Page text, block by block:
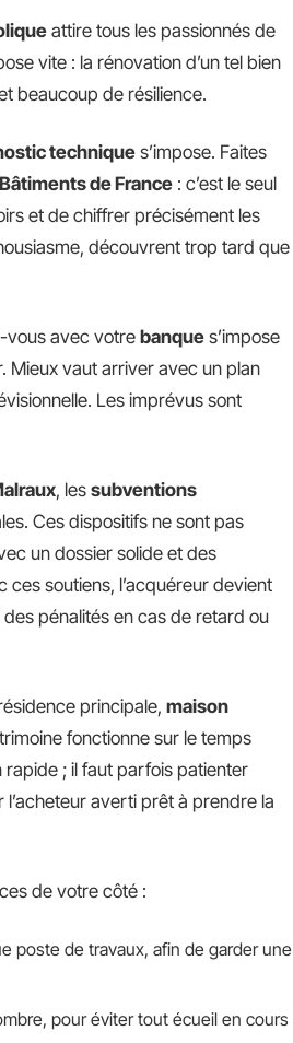
attire tous les passionnés de
vite : la rénovation d’un tel bien
beaucoup de résilience.
technique s’impose. Faites
de France : c’est le seul
et de chiffrer précisément les
découvrent trop tard que
vous avec votrebanque s’impose
Mieux vaut arriver avec un plan
Les imprévus sont
, les subventions
Ces dispositifs ne sont pas
un dossier solide et des
soutiens, l’acquéreur devient
pénalités en cas de retard ou
principale, maison
fonctionne sur le temps
rapide ; il faut parfois patienter
averti prêt à prendre la
de votre côté :
poste de travaux, afin de garder une
pour éviter tout écueil en cours